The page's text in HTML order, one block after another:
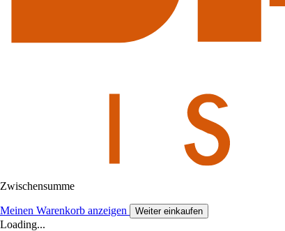
Zwischensumme
Meinen Warenkorb anzeigen Weiter einkaufen
Loading...